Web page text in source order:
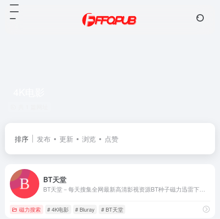
排序 发布 更新 浏览 点赞
BT天堂
磁力搜索 # 4K电影 # Bluray # BT天堂